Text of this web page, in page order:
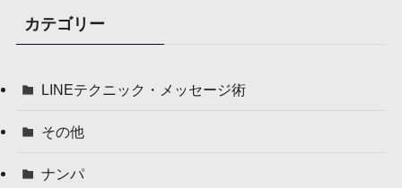
カテゴリー
LINEテクニック・メッセージ術
その他
ナンパ